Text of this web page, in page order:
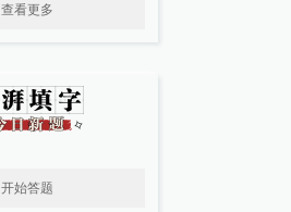
查看更多
开始答题